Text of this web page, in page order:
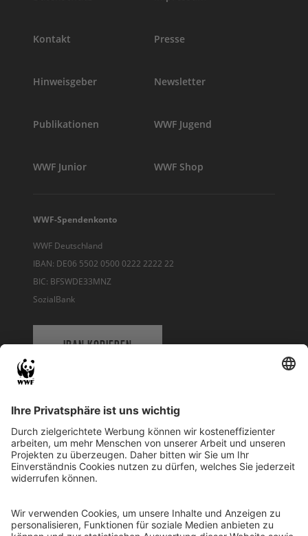
Kontakt Presse
Hinweisgeber Newsletter
Publikationen WWF Jugend
WWF Junior WWF Shop
WWF-Spendenkonto
WWF Deutschland
IBAN: DE06 5502 0500 0222 2222 22
BIC: BFSWDE33MNZ
SozialBank
IBAN KOPIEREN
WWF Deutschland
Reinhardtstr. 18
10117 Berlin
Ihre Spende kann steuerlich geltend gemacht werden